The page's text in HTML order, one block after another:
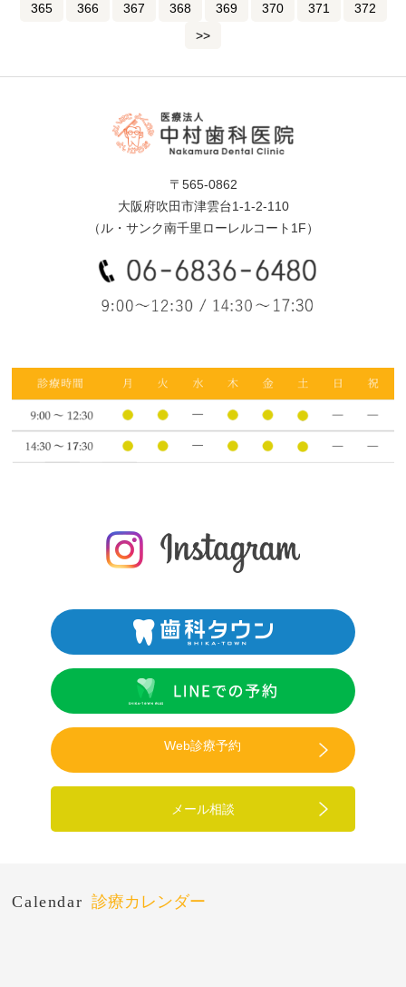
365
366 367 368 369 370 371
372
>>
〒565-0862
大阪府吹田市津雲台1-1-2-110
（ル・サンク南千里ローレルコート1F）
Web診療予約
メール相談
Calendar 診療カレンダー